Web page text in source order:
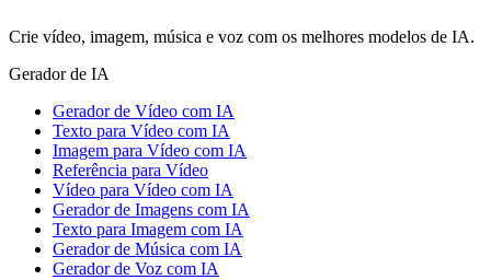
Crie vídeo, imagem, música e voz com os melhores modelos de IA.
Gerador de IA
Gerador de Vídeo com IA
Texto para Vídeo com IA
Imagem para Vídeo com IA
Referência para Vídeo
Vídeo para Vídeo com IA
Gerador de Imagens com IA
Texto para Imagem com IA
Gerador de Música com IA
Gerador de Voz com IA